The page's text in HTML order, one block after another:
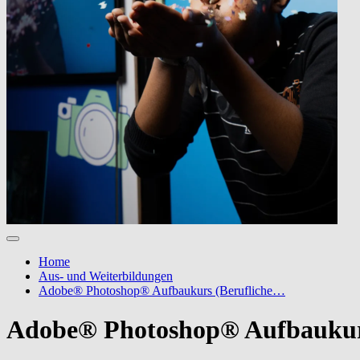
Home
Aus- und Weiterbildungen
Adobe® Photoshop® Aufbaukurs (Berufliche…
Adobe® Photoshop®